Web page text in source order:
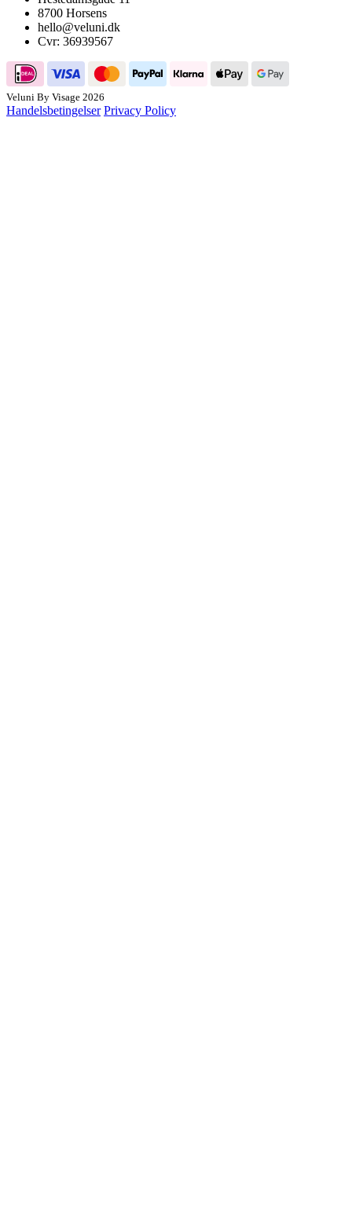
8700 Horsens
hello@veluni.dk
Cvr: 36939567
Veluni By Visage 2026
Handelsbetingelser Privacy Policy